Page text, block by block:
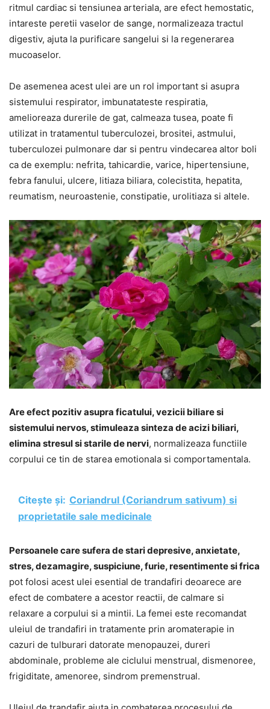
ritmul cardiac si tensiunea arteriala, are efect hemostatic,
intareste peretii vaselor de sange, normalizeaza tractul
digestiv, ajuta la purificare sangelui si la regenerarea
mucoaselor.
De asemenea acest ulei are un rol important si asupra
sistemului respirator, imbunatateste respiratia,
amelioreaza durerile de gat, calmeaza tusea, poate fi
utilizat in tratamentul tuberculozei, brositei, astmului,
tuberculozei pulmonare dar si pentru vindecarea altor boli
ca de exemplu: nefrita, tahicardie, varice, hipertensiune,
febra fanului, ulcere, litiaza biliara, colecistita, hepatita,
reumatism, neuroastenie, constipatie, urolitiaza si altele.
Are efect pozitiv asupra ficatului, vezicii biliare si
sistemului nervos, stimuleaza sinteza de acizi biliari,
elimina stresul si starile de nervi, normalizeaza functiile
corpului ce tin de starea emotionala si comportamentala.
Citește și: Coriandrul (Coriandrum sativum) si
proprietatile sale medicinale
Persoanele care sufera de stari depresive, anxietate,
stres, dezamagire, suspiciune, furie, resentimente si frica
pot folosi acest ulei esential de trandafiri deoarece are
efect de combatere a acestor reactii, de calmare si
relaxare a corpului si a mintii. La femei este recomandat
uleiul de trandafiri in tratamente prin aromaterapie in
cazuri de tulburari datorate menopauzei, dureri
abdominale, probleme ale ciclului menstrual, dismenoree,
frigiditate, amenoree, sindrom premenstrual.